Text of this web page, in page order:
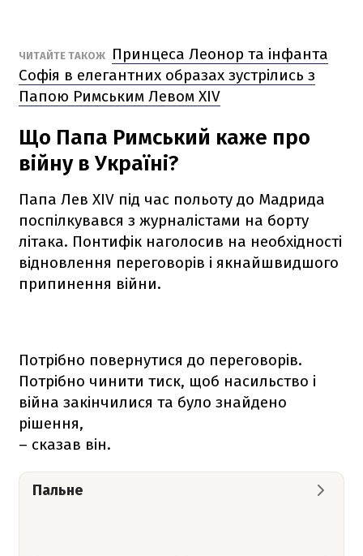
ЧИТАЙТЕ ТАКОЖ
Принцеса Леонор та інфанта
Софія в елегантних образах зустрілись з
Папою Римським Левом XIV
Що Папа Римський каже про
війну в Україні?
Папа Лев XIV під час польоту до Мадрида
поспілкувався з журналістами на борту
літака. Понтифік наголосив на необхідності
відновлення переговорів і якнайшвидшого
припинення війни.
Потрібно повернутися до переговорів.
Потрібно чинити тиск, щоб насильство і
війна закінчилися та було знайдено
рішення,
– сказав він.
Пальне